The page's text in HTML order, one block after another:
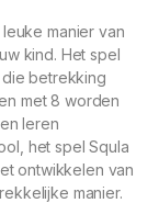
manier van
kind. Het spel
betrekking
met 8 worden
leren
het spel Squla
ontwikkelen van
manier.